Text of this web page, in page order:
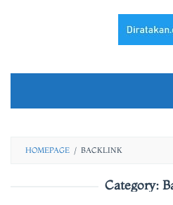
HOMEPAGE / BACKLINK
Category: